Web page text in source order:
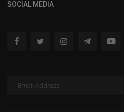
SOCIAL MEDIA